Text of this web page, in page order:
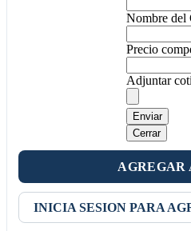
Nombre del
Precio
Adjuntar
Enviar
Cerrar
AGREGAR
INICIA SESION PARA